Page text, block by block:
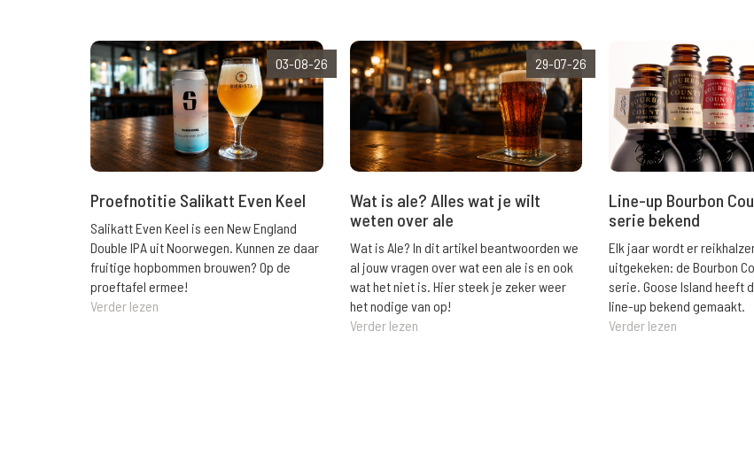
03-08-26
Proefnotitie Salikatt Even Keel
Salikatt Even Keel is een New England
Double IPA uit Noorwegen. Kunnen ze daar
fruitige hopbommen brouwen? Op de
proeftafel ermee!
Verder lezen
29-07-26
Wat is ale? Alles wat je wilt
weten over ale
Wat is Ale? In dit artikel beantwoorden we
al jouw vragen over wat een ale is en ook
wat het niet is. Hier steek je zeker weer
het nodige van op!
Verder lezen
Line-up Bourbon
serie bekend
Elk jaar wordt er
uitgekeken: de Bourbon
serie. Goose Island heeft
line-up bekend gemaakt.
Verder lezen